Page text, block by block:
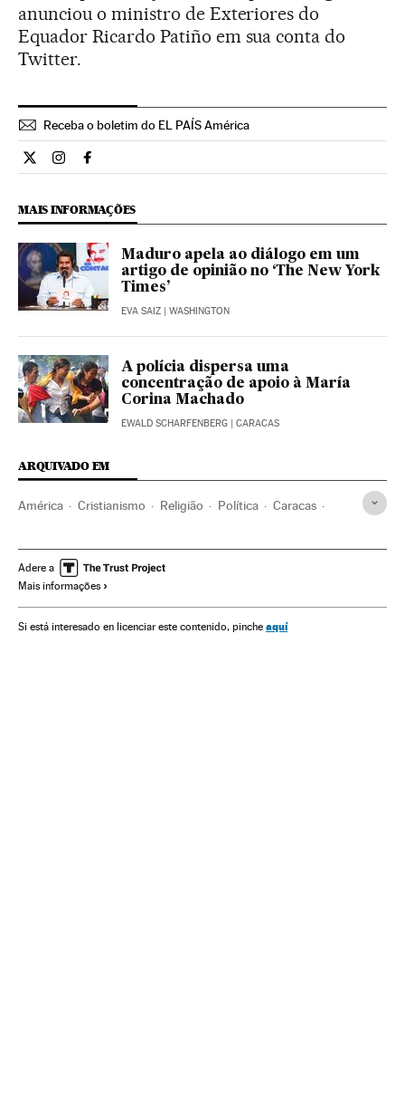
anunciou o ministro de Exteriores do
Equador Ricardo Patiño em sua conta do
Twitter.
Receba o boletim do EL PAÍS América
Internacional El País Brasil en Twitter
Internacional El País Brasil en Instagram
Internacional El País Brasil en Facebook
MAIS INFORMAÇÕES
Maduro apela ao diálogo em um
artigo de opinião no ‘The New York
Times’
EVA SAIZ | WASHINGTON
A polícia dispersa uma
concentração de apoio à María
Corina Machado
EWALD SCHARFENBERG | CARACAS
ARQUIVADO EM
América Cristianismo Religião Política Caracas
América do Sul América Latina
Ideologias Nicolás Maduro
Adere a
Mais informações
Si está interesado en licenciar este contenido, pinche aquí